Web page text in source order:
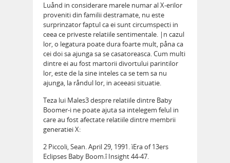
Luånd in considerare marele numar al X-erilor
proveniti din familii destramate, nu este
surprinzator faptul ca ei sunt circumspecti in
ceea ce priveste relatiile sentimentale. |n cazul
lor, o legatura poate dura foarte mult, påna ca
cei doi sa ajunga sa se casatoreasca. Cum multi
dintre ei au fost martorii divortului parintilor
lor, este de la sine inteles ca se tem sa nu
ajunga, la råndul lor, in aceeasi situatie.
Teza lui Males3 despre relatiile dintre Baby
Boomer-i ne poate ajuta sa intelegem felul in
care au fost afectate relatiile dintre membrii
generatiei X:
2 Piccoli, Sean. April 29, 1991. ìEra of 13ers
Eclipses Baby Boom.î Insight 44-47.